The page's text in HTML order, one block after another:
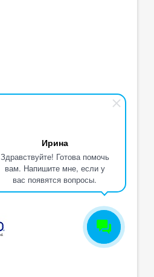
Ирина
Здравствуйте! Готова помочь
вам. Напишите мне, если у
вас появятся вопросы.